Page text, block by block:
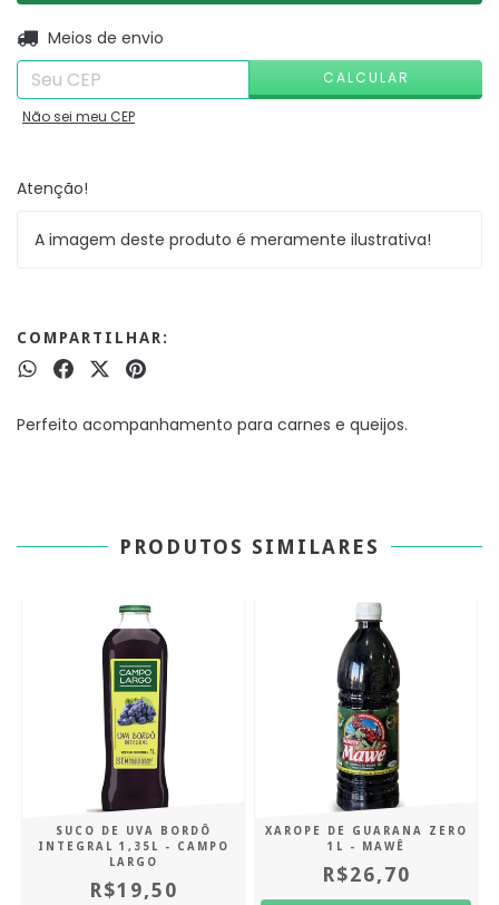
Entregas para o CEP:
Meios de envio
CALCULAR
Não sei meu CEP
Atenção!
A imagem deste produto é meramente ilustrativa!
COMPARTILHAR:
Perfeito acompanhamento para carnes e queijos.
PRODUTOS SIMILARES
SUCO DE UVA BORDÔ
INTEGRAL 1,35L - CAMPO
LARGO
R$19,50
XAROPE DE GUARANA ZERO
1L - MAWÊ
R$26,70